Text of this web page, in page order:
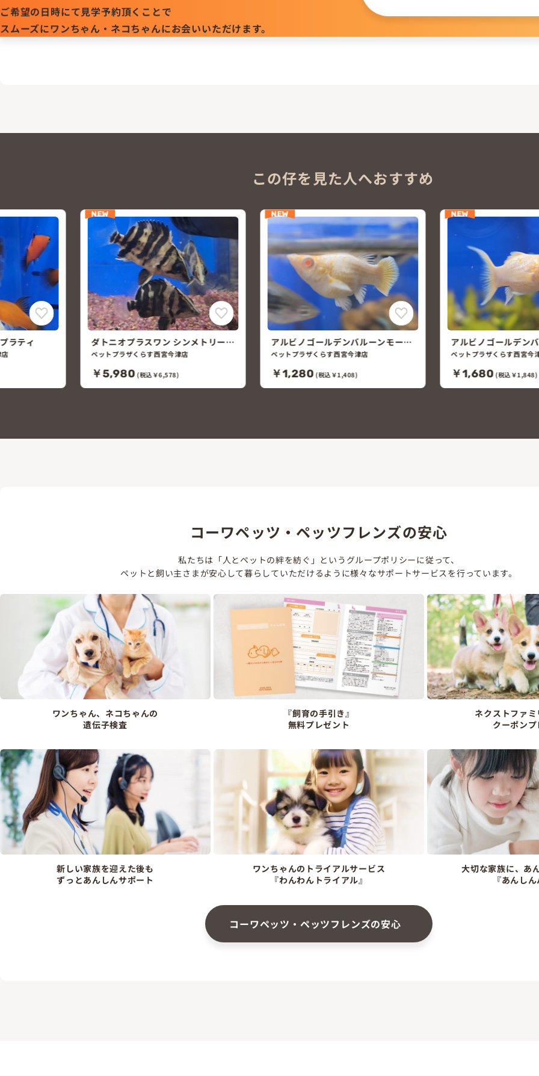
ご希望の日時にて見学予約頂くことで
スムーズにワンちゃん・ネコちゃんにお会いいただけます。
この仔を見た人へおすすめ
ラティ
NEW
ダトニオプラスワン シンメトリーバ
ンド
ペットプラザくらす西宮今津店
￥5,980 (税込￥6,578)
NEW
アルビノゴールデンバルーンモー
リー
ペットプラザくらす西宮今津店
￥1,280 (税込￥1,408)
NEW
アルビノゴールデン
ヤーモーリー
ペットプラザくらす西宮今
￥1,680 (税込￥1,848)
コーワペッツ・ペッツフレンズの安心
私たちは「人とペットの絆を紡ぐ」というグループポリシーに従って、
ペットと飼い主さまが安心して暮らしていただけるように様々なサポートサービスを行っています。
ワンちゃん、ネコちゃんの
遺伝子検査
『飼育の手引き』
無料プレゼント
ネクストファ
クーポン
新しい家族を迎えた後も
ずっとあんしんサポート
ワンちゃんのトライアルサービス
『わんわんトライアル』
大切な家族に、あ
『あんし
コーワペッツ・ペッツフレンズの安心